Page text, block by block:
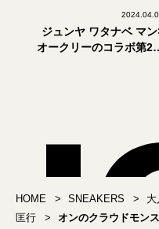
ジュンヤ ワタナベ マ
オークリーのコラボ第2
HOME SNEAKERS
匡行
オンのクラウドモン